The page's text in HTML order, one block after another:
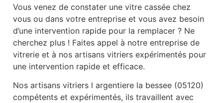
Vous venez de constater une vitre cassée chez
vous ou dans votre entreprise et vous avez besoin
d’une intervention rapide pour la remplacer ? Ne
cherchez plus ! Faites appel à notre entreprise de
vitrerie et à nos artisans vitriers expérimentés pour
une intervention rapide et efficace.
Nos artisans vitriers l argentiere la bessee (05120)
compétents et expérimentés, ils travaillent avec